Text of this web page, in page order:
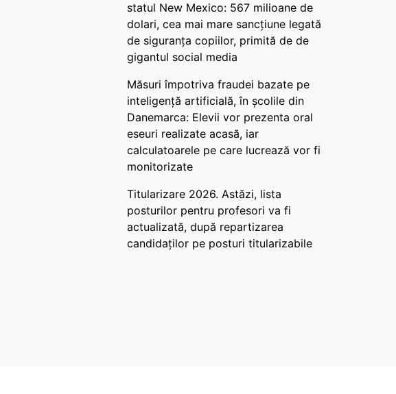
statul New Mexico: 567 milioane de
dolari, cea mai mare sancțiune legată
de siguranța copiilor, primită de de
gigantul social media
Măsuri împotriva fraudei bazate pe
inteligență artificială, în școlile din
Danemarca: Elevii vor prezenta oral
eseuri realizate acasă, iar
calculatoarele pe care lucrează vor fi
monitorizate
Titularizare 2026. Astăzi, lista
posturilor pentru profesori va fi
actualizată, după repartizarea
candidaților pe posturi titularizabile